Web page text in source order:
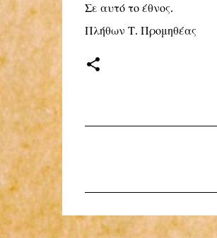
Σε αυτό το έθνος.
Πλήθων Τ. Προμηθέας
ι